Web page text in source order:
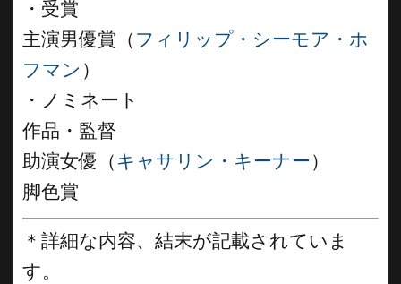
・受賞
主演男優賞（ フィリップ・シーモア・ホ
フマン ）
・ノミネート
作品・監督
助演女優（ キャサリン・キーナー）
脚色賞
＊詳細な内容、結末が記載されていま
す。